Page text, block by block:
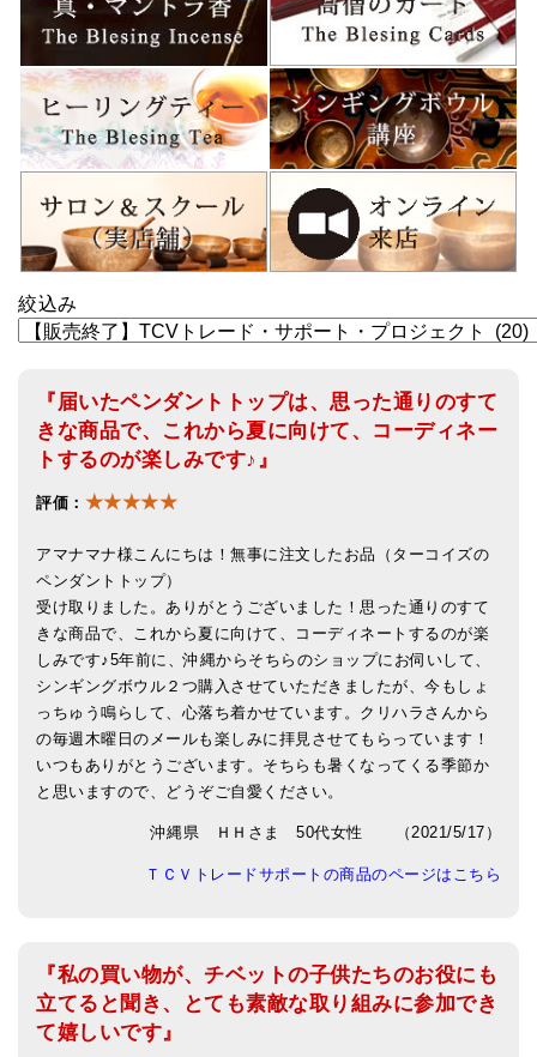
お香定期購入（ラクとくサブスク）
チベット高僧のオラクルカード
ベル＆ドルジェ
シンギングボウル入門本・CD
アウトレット
オリジナルグッズ
神々とつながるジュエリー
ヒーリング・マンダラポスター
ロゴステッカー・ポストカード各種
亡命チベット人尼僧のお守り・チャーム
チベット・マントラ・ヒーリングCD
シンギングボウル講座
●初級講座
●倍音呼吸法レッスン
中級講座
上級講座
ビギナー講師・養成講座
メールお便り登録
LINEお友だち登録
絞込み
『届いたペンダントトップは、思った通りのすて
きな商品で、これから夏に向けて、コーディネー
トするのが楽しみです♪』
評価： ★★★★★
アマナマナ様こんにちは！無事に注文したお品（ターコイズの
ペンダントトップ）
受け取りました。ありがとうございました！思った通りのすて
きな商品で、これから夏に向けて、コーディネートするのが楽
しみです♪5年前に、沖縄からそちらのショップにお伺いして、
シンギングボウル２つ購入させていただきましたが、今もしょ
っちゅう鳴らして、心落ち着かせています。クリハラさんから
の毎週木曜日のメールも楽しみに拝見させてもらっています！
いつもありがとうございます。そちらも暑くなってくる季節か
と思いますので、どうぞご自愛ください️。
沖縄県 ＨＨさま 50代女性 （2021/5/17）
ＴＣＶトレードサポートの商品のページはこちら
『私の買い物が、チベットの子供たちのお役にも
立てると聞き、とても素敵な取り組みに参加でき
て嬉しいです』